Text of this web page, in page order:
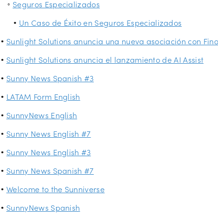
Seguros Especializados
Un Caso de Éxito en Seguros Especializados
Sunlight Solutions anuncia una nueva asociación con
Sunlight Solutions anuncia el lanzamiento de AI Assist
Sunny News Spanish #3
LATAM Form English
SunnyNews English
Sunny News English #7
Sunny News English #3
Sunny News Spanish #7
Welcome to the Sunniverse
SunnyNews Spanish